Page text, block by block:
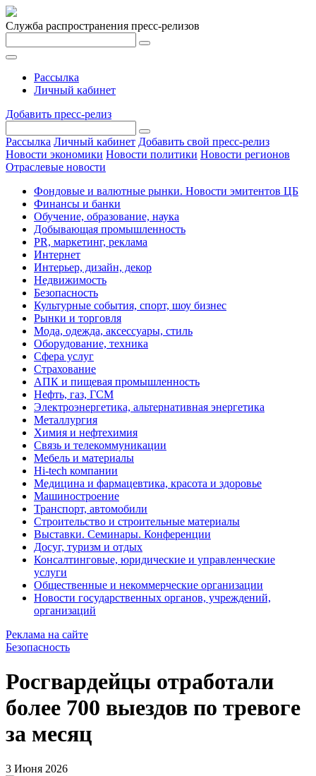
Служба распространения пресс-релизов
Рассылка
Личный кабинет
Добавить пресс-релиз
Рассылка Личный кабинет Добавить свой пресс-релиз
Новости экономики Новости политики Новости регионов
Отраслевые новости
Фондовые и валютные рынки. Новости эмитентов ЦБ
Финансы и банки
Обучение, образование, наука
Добывающая промышленность
PR, маркетинг, реклама
Интернет
Интерьер, дизайн, декор
Недвижимость
Безопасность
Культурные события, спорт, шоу бизнес
Рынки и торговля
Мода, одежда, аксессуары, стиль
Оборудование, техника
Сфера услуг
Страхование
АПК и пищевая промышленность
Нефть, газ, ГСМ
Электроэнергетика, альтернативная энергетика
Металлургия
Химия и нефтехимия
Связь и телекоммуникации
Мебель и материалы
Hi-tech компании
Медицина и фармацевтика, красота и здоровье
Машиностроение
Транспорт, автомобили
Строительство и строительные материалы
Выставки. Семинары. Конференции
Досуг, туризм и отдых
Консалтинговые, юридические и управленческие
услуги
Общественные и некоммерческие организации
Новости государственных органов, учреждений,
организаций
Реклама на сайте
Безопасность
Росгвардейцы отработали
более 700 выездов по тревоге
за месяц
3 Июня 2026